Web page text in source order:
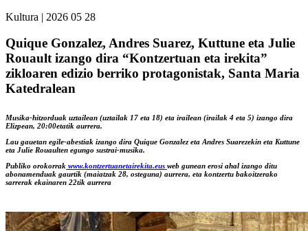
Kultura | 2026 05 28
Quique Gonzalez, Andres Suarez, Kuttune eta Julie
Rouault izango dira “Kontzertuan eta irekita”
zikloaren edizio berriko protagonistak, Santa Maria
Katedralean
Musika-hitzorduak uztailean (uztailak 17 eta 18) eta irailean (irailak 4 eta 5) izango dira
Elizpean, 20:00etatik aurrera.
Lau gauetan egile-abestiak izango dira Quique Gonzalez eta Andres Suarezekin eta Kuttune
eta Julie Rouaulten egungo sustrai-musika.
Publiko orokorrak www.kontzertuanetairekita.eus web gunean erosi ahal izango ditu
abonamenduak gaurtik (maiatzak 28, osteguna) aurrera, eta kontzertu bakoitzerako
sarrerak ekainaren 22tik aurrera